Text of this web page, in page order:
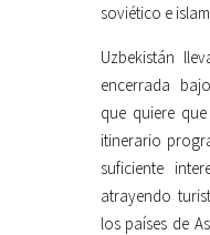
soviético e
Uzbekistán
encerrada
que quiere
itinerario
suficiente
atrayendo
los países de